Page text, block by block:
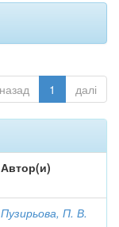
назад 1 далі
Автор(и)
Пузирьова, П. В.